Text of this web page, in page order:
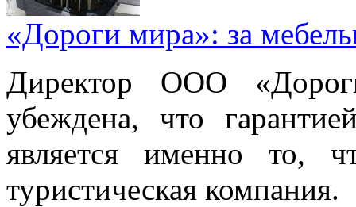
«Дороги мира»: за
Директор ООО
убеждена, что
является именно то,
туристическая компания.